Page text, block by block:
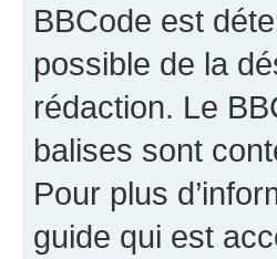
BBCode est
possible de la
rédaction. Le
balises sont
Pour plus
guide qui est